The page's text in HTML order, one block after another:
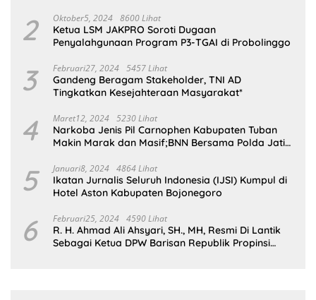
2 Oktober5, 2024 8600 Lihat
Ketua LSM JAKPRO Soroti Dugaan
Penyalahgunaan Program P3-TGAI di Probolinggo
3 Februari27, 2024 5457 Lihat
Gandeng Beragam Stakeholder, TNI AD
Tingkatkan Kesejahteraan Masyarakat*
4 Maret12, 2024 5230 Lihat
Narkoba Jenis Pil Carnophen Kabupaten Tuban
Makin Marak dan Masif;BNN Bersama Polda Jatim
5 Januari8, 2024 4864 Lihat
Ikatan Jurnalis Seluruh Indonesia (IJSI) Kumpul di
Hotel Aston Kabupaten Bojonegoro
6 Februari25, 2024 4590 Lihat
R. H. Ahmad Ali Ahsyari, SH., MH, Resmi Di Lantik
Sebagai Ketua DPW Barisan Republik Propinsi